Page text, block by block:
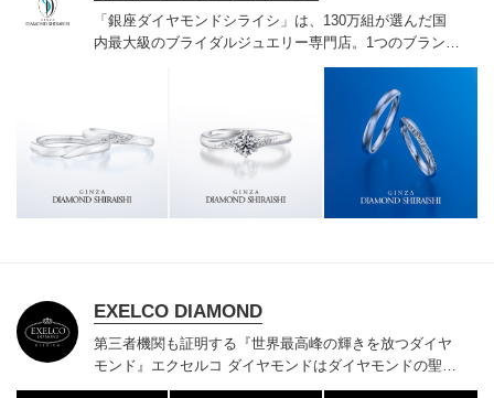
「銀座ダイヤモンドシライシ」は、130万組が選んだ国
内最大級のブライダルジュエリー専門店。1つのブランド
では国内最大級の700種類以上の豊富なデザインを取り
揃え、ふたりの「似合う」と「好き」を同時に叶えた満
足の選択ができる指輪をご提案しています。多くのお客
様にご満足いただけている、一生身に着けるための指輪
のクオリティや購入後のアフターサービスをぜひ一度店
頭でお確かめください。
EXELCO DIAMOND
第三者機関も証明する『世界最高峰の輝きを放つダイヤ
モンド』 エクセルコ ダイヤモンドはダイヤモンドの聖地
ベルギー発祥で200年以上の歴史がある真のカッターズ